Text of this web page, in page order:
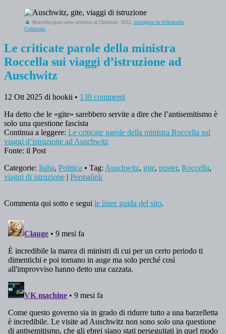
)Roccella giura come ministra al Quirinale, 2022, immagine da Wikimedia
Commons
Le criticate parole della ministra
Roccella sui viaggi d’istruzione ad
Auschwitz
12 Ott 2025 di hookii • 139 commenti
Ha detto che le «gite» sarebbero servite a dire che l’antisemitismo è
solo una questione fascista
Continua a leggere: Le criticate parole della ministra Roccella sui
viaggi d’istruzione ad Auschwitz
Fonte: il Post
Categorie: Italia, Politica • Tag: Auschwitz, gite, poster, Roccella,
viaggi di istruzione | Permalink
Commenta qui sotto e segui le linee guida del sito.